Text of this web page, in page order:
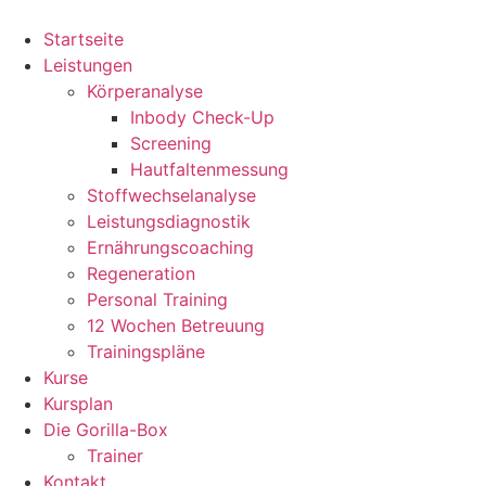
Inhalt
springen
Startseite
Leistungen
Körperanalyse
Inbody Check-Up
Screening
Hautfaltenmessung
Stoffwechselanalyse
Leistungsdiagnostik
Ernährungscoaching
Regeneration
Personal Training
12 Wochen Betreuung
Trainingspläne
Kurse
Kursplan
Die Gorilla-Box
Trainer
Kontakt